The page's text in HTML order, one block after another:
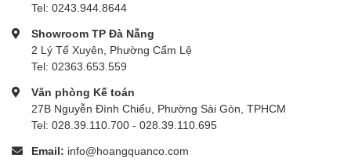
Tel: 0243.944.8644
Showroom TP Đà Nẵng
2 Lý Tế Xuyên, Phường Cẩm Lệ
Tel: 02363.653.559
Văn phòng Kế toán
27B Nguyễn Đình Chiểu, Phường Sài Gòn, TPHCM
Tel: 028.39.110.700 - 028.39.110.695
Email: info@hoangquanco.com